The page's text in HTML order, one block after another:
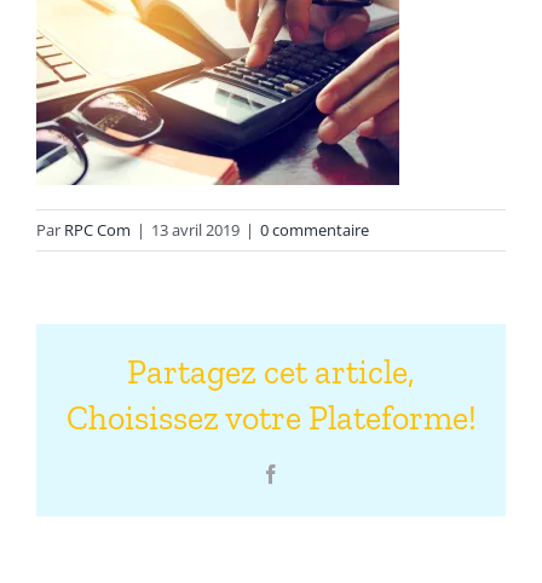
Par RPC Com | 13 avril 2019 | 0 commentaire
Partagez cet article,
Choisissez votre Plateforme!